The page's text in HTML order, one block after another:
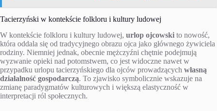
Tacierzyński w kontekście folkloru i kultury ludowej
W kontekście folkloru i kultury ludowej, urlop ojcowski to nowość,
która oddala się od tradycyjnego obrazu ojca jako głównego żywiciela
rodziny. Niemniej jednak, obecnie mężczyźni chętnie podejmują
wyzwanie opieki nad potomstwem, co jest widoczne nawet w
przypadku urlopu tacierzyńskiego dla ojców prowadzących własną
działalność gospodarczą. To zjawisko symbolicznie wskazuje na
zmianę paradygmatów kulturowych i większą elastyczność w
interpretacji ról społecznych.